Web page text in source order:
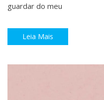
guardar do meu
Leia Mais